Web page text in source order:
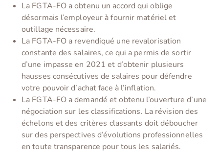
La FGTA-FO a obtenu un accord qui oblige
désormais l’employeur à fournir matériel et
outillage nécessaire.
La FGTA-FO a revendiqué une revalorisation
constante des salaires, ce qui a permis de sortir
d’une impasse en 2021 et d’obtenir plusieurs
hausses consécutives de salaires pour défendre
votre pouvoir d’achat face à l’inflation.
La FGTA-FO a demandé et obtenu l’ouverture d’une
négociation sur les classifications. La révision des
échelons et des critères classants doit déboucher
sur des perspectives d’évolutions professionnelles
en toute transparence pour tous les salariés.